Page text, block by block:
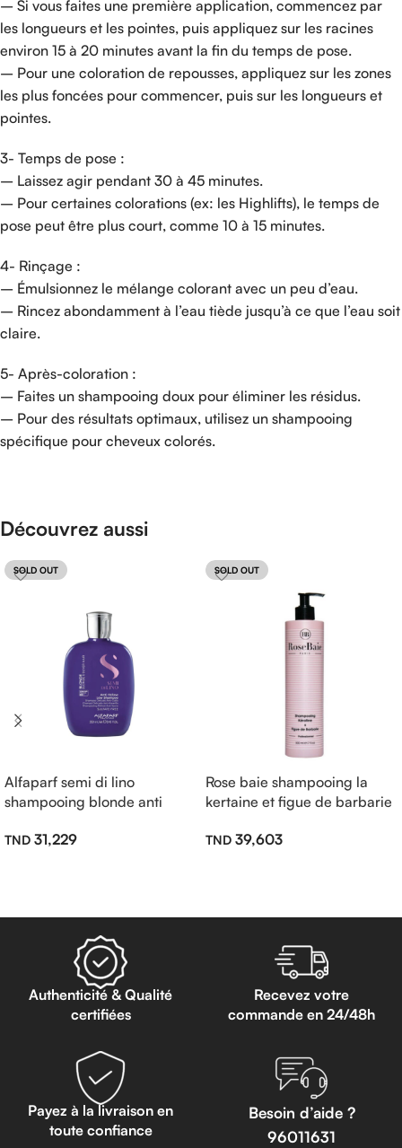
– Si vous faites une première application, commencez par
les longueurs et les pointes, puis appliquez sur les racines
environ 15 à 20 minutes avant la fin du temps de pose.
– Pour une coloration de repousses, appliquez sur les zones
les plus foncées pour commencer, puis sur les longueurs et
pointes.
3- Temps de pose :
– Laissez agir pendant 30 à 45 minutes.
– Pour certaines colorations (ex: les Highlifts), le temps de
pose peut être plus court, comme 10 à 15 minutes.
4- Rinçage :
– Émulsionnez le mélange colorant avec un peu d’eau.
– Rincez abondamment à l’eau tiède jusqu’à ce que l’eau soit
claire.
5- Après-coloration :
– Faites un shampooing doux pour éliminer les résidus.
– Pour des résultats optimaux, utilisez un shampooing
spécifique pour cheveux colorés.
Découvrez aussi
SOLD OUT
Alfaparf semi di lino
shampooing blonde anti
31,229
SOLD OUT
Rose baie shampooing la
kertaine et figue de barbarie
39,603
Authenticité & Qualité
certifiées
Recevez votre
commande en 24/48h
Payez à la livraison en
toute confiance
Besoin d’aide ?
96011631